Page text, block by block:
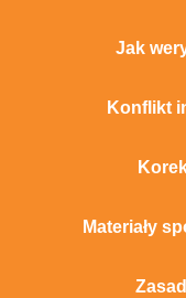
Jak
Konflikt
Materiały